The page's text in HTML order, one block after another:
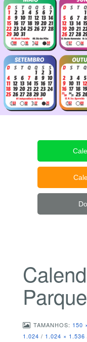
TAMANHOS: 150
1.024 / 1.024 × 1.536